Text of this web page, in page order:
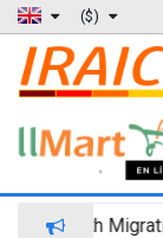
($)
Migration